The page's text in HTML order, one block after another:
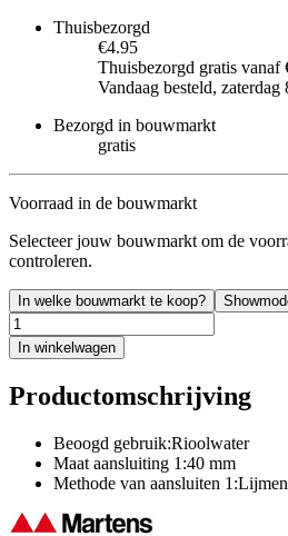
Thuisbezorgd
€4.95
Thuisbezorgd gratis vanaf
Vandaag besteld, zaterdag
Bezorgd in bouwmarkt
gratis
Voorraad in de bouwmarkt
Selecteer jouw bouwmarkt om de
controleren.
In welke bouwmarkt te koop?
In winkelwagen
Productomschrijving
Beoogd gebruik:Rioolwater
Maat aansluiting 1:40 mm
Methode van aansluiten 1:Lijmen